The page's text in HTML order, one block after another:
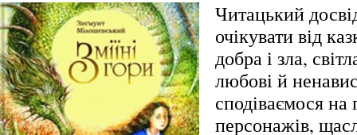
Читацький
очікувати від
добра і зла,
любові й
сподіваємося на
персонажів,